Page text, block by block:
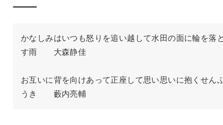
かなしみはいつも怒りを追い越して水田の面に輪を落
す雨　　大森静佳
お互いに背を向けあって正座して思い思いに抱くせん
うき　　藪内亮輔